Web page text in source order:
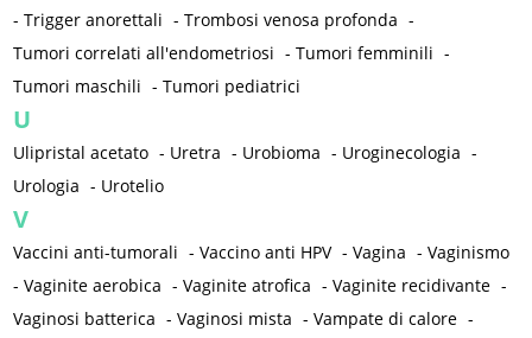
-Trigger anorettali -Trombosi venosa profonda -
Tumori correlati all'endometriosi -Tumori femminili -
Tumori maschili -Tumori pediatrici
U
Ulipristal acetato - Uretra - Urobioma - Uroginecologia -
Urologia - Urotelio
V
Vaccini anti-tumorali -Vaccino anti HPV -Vagina -Vaginismo
-Vaginite aerobica -Vaginite atrofica -Vaginite recidivante -
Vaginosi batterica -Vaginosi mista -Vampate di calore -